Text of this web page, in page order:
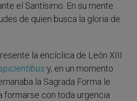
el Santísimo. En su mente
de quien busca la gloria de
la encíclica de León XIII
y, en un momento
la Sagrada Forma le
formarse con toda urgencia